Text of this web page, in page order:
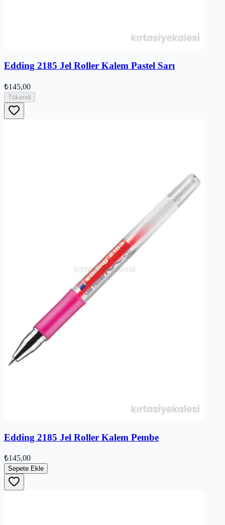
Edding 2185 Jel Roller Kalem Pastel Sarı
₺145,00
Tükendi
Edding 2185 Jel Roller Kalem Pembe
₺145,00
Sepete Ekle